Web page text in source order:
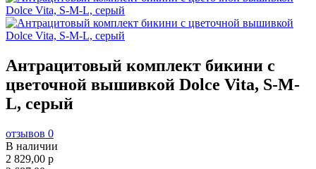
Антрацитовый комплект бикини с
цветочной вышивкой Dolce Vita, S-M-
L, серый
отзывов 0
В наличии
2 829,00 p